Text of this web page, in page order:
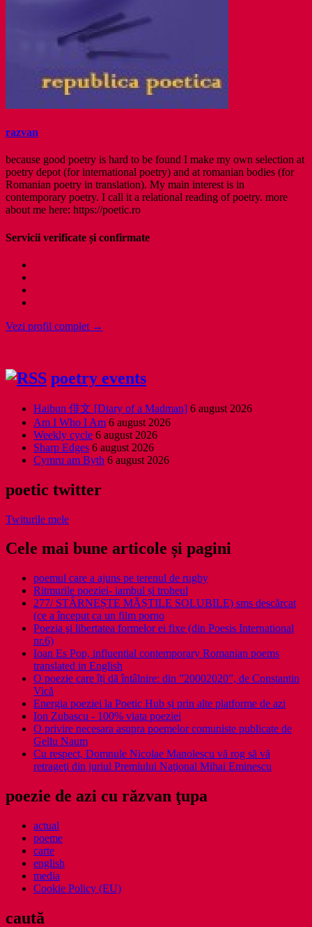
razvan
because good poetry is hard to be found I make my own selection at
poetry depot (for international poetry) and at romanian bodies (for
Romanian poetry in translation). My main interest is in
contemporary poetry. I call it a relational reading of poetry. more
about me here: https://poetic.ro
Servicii verificate și confirmate
Vezi profil complet →
poetry events
Haibun 俳文 [Diary of a Madman] 6 august 2026
Am I Who I Am 6 august 2026
Weekly cycle 6 august 2026
Sharp Edges 6 august 2026
Cymru am Byth 6 august 2026
poetic twitter
Twiturile mele
Cele mai bune articole și pagini
poemul care a ajuns pe terenul de rugby
Ritmurile poeziei- iambul și troheul
277/ STÂRNEȘTE MĂȘTILE SOLUBILE) sms descărcat
(ce a început ca un film porno
Poezia şi libertatea formelor ei fixe (din Poesis International
nr.6)
Ioan Es Pop, influential contemporary Romanian poems
translated in English
O poezie care îți dă întâlnire: din ”20002020”, de Constantin
Vică
Energia poeziei la Poetic Hub și prin alte platforme de azi
Ion Zubascu - 100% viata poeziei
O privire necesara asupra poemelor comuniste publicate de
Gellu Naum
Cu respect, Domnule Nicolae Manolescu vă rog să vă
retrageţi din juriul Premiului Naţional Mihai Eminescu
poezie de azi cu răzvan ţupa
actual
poeme
carte
english
media
Cookie Policy (EU)
caută